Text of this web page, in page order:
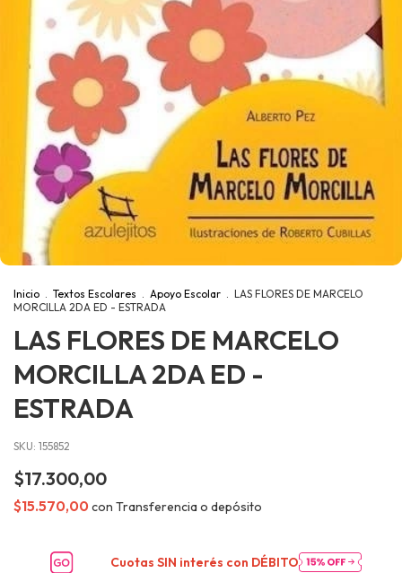
Inicio Textos Escolares Apoyo Escolar
LAS FLORES DE MARCELO
MORCILLA 2DA ED - ESTRADA
LAS FLORES DE MARCELO
MORCILLA 2DA ED -
ESTRADA
SKU: 155852
$17.300,00
$15.570,00 con Transferencia o depósito
Cuotas SIN interés con DÉBITO